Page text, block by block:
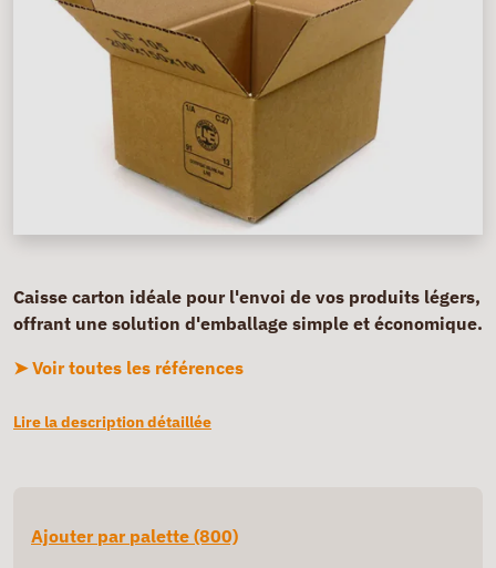
Caisse carton idéale pour l'envoi de vos produits légers,
offrant une solution d'emballage simple et économique.
➤ Voir toutes les références
Lire la description détaillée
Ajouter par palette (800)